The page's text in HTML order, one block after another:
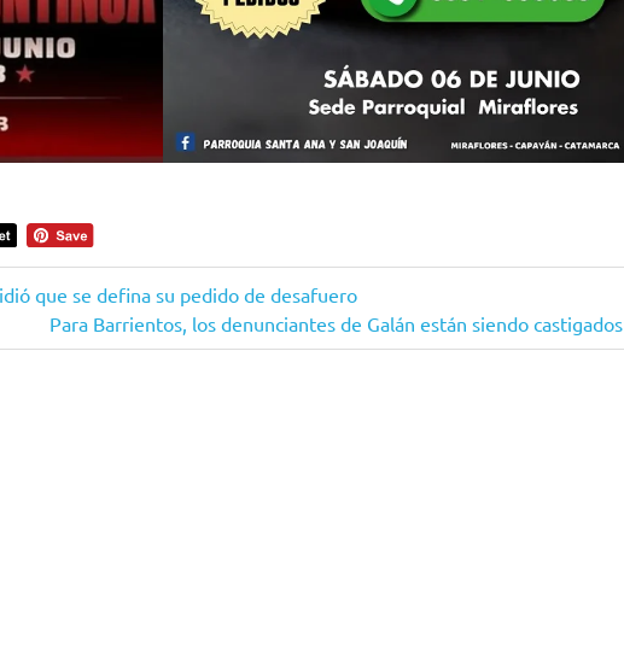
que se defina su pedido de desafuero
Siguiente
entrada:
Para Barrientos, los denunciantes de Galán están siendo castigados